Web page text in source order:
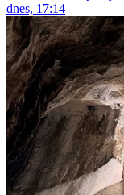
dnes, 17:14